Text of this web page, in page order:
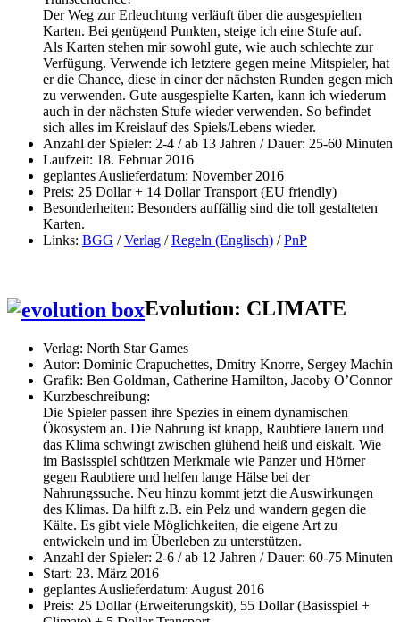
Der Weg zur Erleuchtung verläuft über die ausgespielten
Karten. Bei genügend Punkten, steige ich eine Stufe auf.
Als Karten stehen mir sowohl gute, wie auch schlechte zur
Verfügung. Verwende ich letztere gegen meine Mitspieler, hat
er die Chance, diese in einer der nächsten Runden gegen mich
zu verwenden. Gute ausgespielte Karten, kann ich wiederum
auch in der nächsten Stufe wieder verwenden. So befindet
sich alles im Kreislauf des Spiels/Lebens wieder.
Anzahl der Spieler: 2-4 / ab 13 Jahren / Dauer: 25-60 Minuten
Laufzeit: 18. Februar 2016
geplantes Auslieferdatum: November 2016
Preis: 25 Dollar + 14 Dollar Transport (EU friendly)
Besonderheiten: Besonders auffällig sind die toll gestalteten
Karten.
Links: BGG /Verlag /Regeln (Englisch) /PnP
Evolution: CLIMATE
Verlag: North Star Games
Autor: Dominic Crapuchettes, Dmitry Knorre, Sergey Machin
Grafik: Ben Goldman, Catherine Hamilton, Jacoby O’Connor
Kurzbeschreibung:
Die Spieler passen ihre Spezies in einem dynamischen
Ökosystem an. Die Nahrung ist knapp, Raubtiere lauern und
das Klima schwingt zwischen glühend heiß und eiskalt. Wie
im Basisspiel schützen Merkmale wie Panzer und Hörner
gegen Raubtiere und helfen lange Hälse bei der
Nahrungssuche. Neu hinzu kommt jetzt die Auswirkungen
des Klimas. Da hilft z.B. ein Pelz und wandern gegen die
Kälte. Es gibt viele Möglichkeiten, die eigene Art zu
entwickeln und im Überleben zu unterstützen.
Anzahl der Spieler: 2-6 / ab 12 Jahren / Dauer: 60-75 Minuten
Start: 23. März 2016
geplantes Auslieferdatum: August 2016
Preis: 25 Dollar (Erweiterungskit), 55 Dollar (Basisspiel +